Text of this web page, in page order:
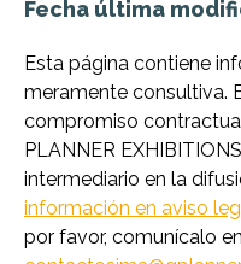
Fecha última
Esta página contiene
meramente consultiva.
compromiso
PLANNER
intermediario en la
información en aviso
por favor, comunícalo